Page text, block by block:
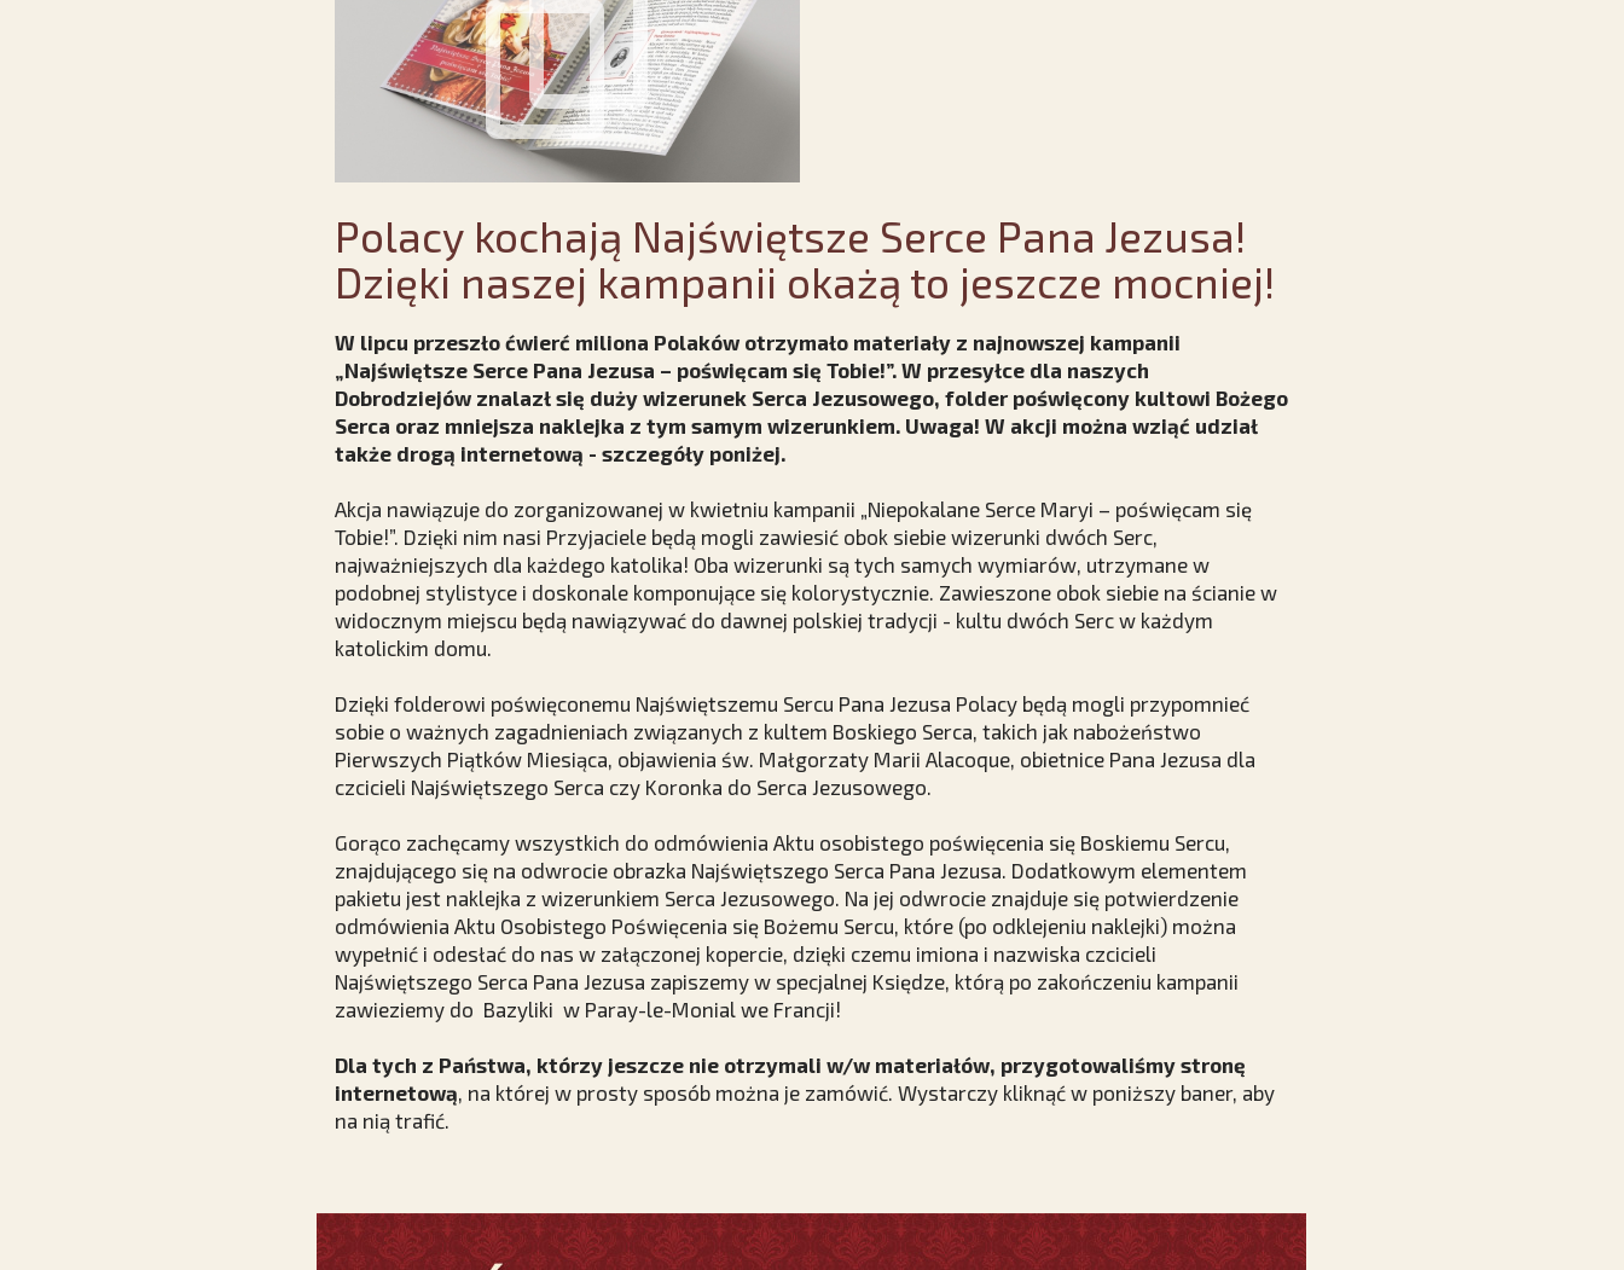
Polacy kochają Najświętsze Serce Pana Jezusa!
Dzięki naszej kampanii okażą to jeszcze mocniej!
W lipcu przeszło ćwierć miliona Polaków otrzymało materiały z najnowszej kampanii
„Najświętsze Serce Pana Jezusa – poświęcam się Tobie!”. W przesyłce dla naszych
Dobrodziejów znalazł się duży wizerunek Serca Jezusowego, folder poświęcony kultowi Bożego
Serca oraz mniejsza naklejka z tym samym wizerunkiem. Uwaga! W akcji można wziąć udział
także drogą internetową - szczegóły poniżej.
Akcja nawiązuje do zorganizowanej w kwietniu kampanii „Niepokalane Serce Maryi – poświęcam się
Tobie!”. Dzięki nim nasi Przyjaciele będą mogli zawiesić obok siebie wizerunki dwóch Serc,
najważniejszych dla każdego katolika! Oba wizerunki są tych samych wymiarów, utrzymane w
podobnej stylistyce i doskonale komponujące się kolorystycznie. Zawieszone obok siebie na ścianie w
widocznym miejscu będą nawiązywać do dawnej polskiej tradycji - kultu dwóch Serc w każdym
katolickim domu.
Dzięki folderowi poświęconemu Najświętszemu Sercu Pana Jezusa Polacy będą mogli przypomnieć
sobie o ważnych zagadnieniach związanych z kultem Boskiego Serca, takich jak nabożeństwo
Pierwszych Piątków Miesiąca, objawienia św. Małgorzaty Marii Alacoque, obietnice Pana Jezusa dla
czcicieli Najświętszego Serca czy Koronka do Serca Jezusowego.
Gorąco zachęcamy wszystkich do odmówienia Aktu osobistego poświęcenia się Boskiemu Sercu,
znajdującego się na odwrocie obrazka Najświętszego Serca Pana Jezusa. Dodatkowym elementem
pakietu jest naklejka z wizerunkiem Serca Jezusowego. Na jej odwrocie znajduje się potwierdzenie
odmówienia Aktu Osobistego Poświęcenia się Bożemu Sercu, które (po odklejeniu naklejki) można
wypełnić i odesłać do nas w załączonej kopercie, dzięki czemu imiona i nazwiska czcicieli
Najświętszego Serca Pana Jezusa zapiszemy w specjalnej Księdze, którą po zakończeniu kampanii
zawieziemy do Bazyliki w Paray-le-Monial we Francji!
Dla tych z Państwa, którzy jeszcze nie otrzymali w/w materiałów, przygotowaliśmy stronę
internetową, na której w prosty sposób można je zamówić. Wystarczy kliknąć w poniższy baner, aby
na nią trafić.